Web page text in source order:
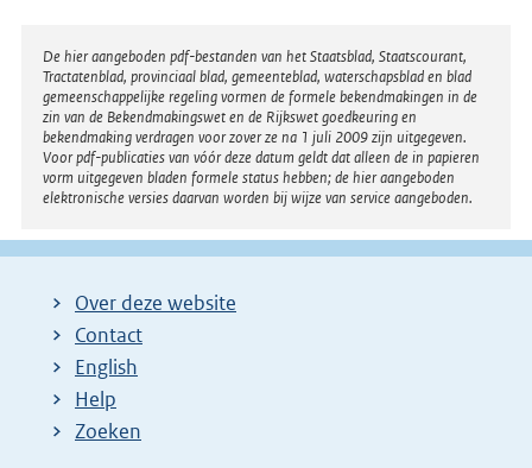
Disclaimer
De hier aangeboden pdf-bestanden van het Staatsblad, Staatscourant,
Tractatenblad, provinciaal blad, gemeenteblad, waterschapsblad en blad
gemeenschappelijke regeling vormen de formele bekendmakingen in de
zin van de Bekendmakingswet en de Rijkswet goedkeuring en
bekendmaking verdragen voor zover ze na 1 juli 2009 zijn uitgegeven.
Voor pdf-publicaties van vóór deze datum geldt dat alleen de in papieren
vorm uitgegeven bladen formele status hebben; de hier aangeboden
elektronische versies daarvan worden bij wijze van service aangeboden.
Over deze website
Contact
English
Help
Zoeken